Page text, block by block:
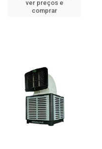
ver preços e
comprar